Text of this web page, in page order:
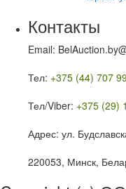
Контакты
Email:
Тел: +375 (44) 707
Тел/Viber: +375 (29)
Адрес: ул.
220053, Минск,